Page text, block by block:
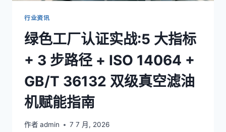
级
真
空
滤
油
状
态
维
行业资讯
绿色工厂认证实战:5 大指标
+ 3 步路径 + ISO 14064 +
GB/T 36132 双级真空滤油
机赋能指南
作者 admin 7 7 月, 2026